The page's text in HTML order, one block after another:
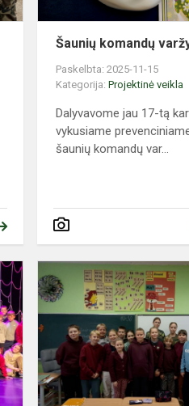
Šaunių komandų
Paskelbta: 2025-11-15
Kategorija:Projektinė veikla
Dalyvavome jau 17-tą
vykusiame
šaunių komandų var...
Pradinukai
muzikiniame
spektaklyje